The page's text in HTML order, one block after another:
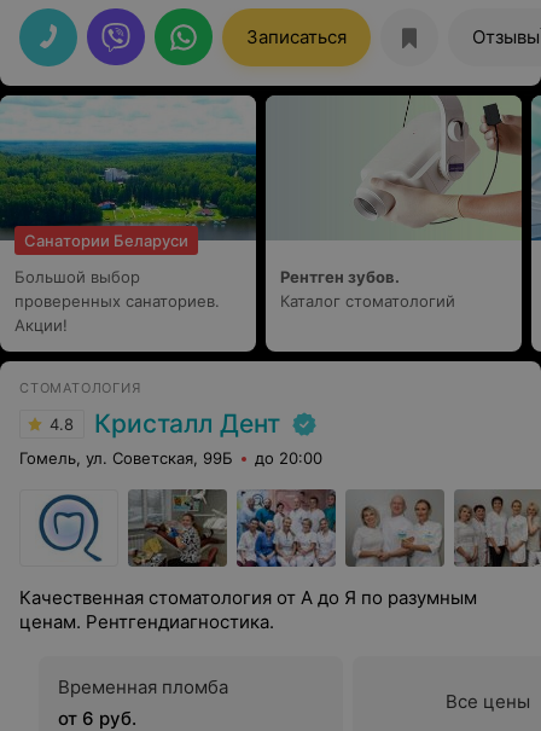
рекомендовал стоматолог В.В.(кстати, спойлер: ему
тоже нет равных в лечении и коммуникации в Гомеле
;), вернемся к Максиму Арсеньевичу. Пациент- 12
летний парень, который избалован лет с 4 вниманием
и заботой В.В. (кстати, именно поэтому, уверена, ни
одной пломбы в коренных), и тут впервые серьезное
удаление 5ки, подпираемой коренным зубом. Пациент
шел уверенной поступью сам. Никаких слез. Ну, не без
волнения. И мне было важно донести до хирурга
мысль, что я бы не хотела, чтобы все мои труды канули
одним махом в пучину боли, страха и недоверия…
Ребят, я до сих пор в шоке)), дальше было
неподражаемое профессиональное волшебство,
зубозаговорщика не найти, пациент и не заметил, как
зуб был упакован в бандероль зубной фее. Это ли не
чудо!? Рекомендую от души!
Записаться Отзывы
Санатории Беларуси
Большой выбор
проверенных санаториев.
Акции!
Рентген зубов.
Каталог стоматологий
СТОМАТОЛОГИЯ
4.8 Кристалл Дент
Гомель, ул. Советская, 99Б до 20:00
Качественная стоматология от А до Я по разумным
ценам. Рентгендиагностика.
Временная пломба
от 6 руб.
Все цены